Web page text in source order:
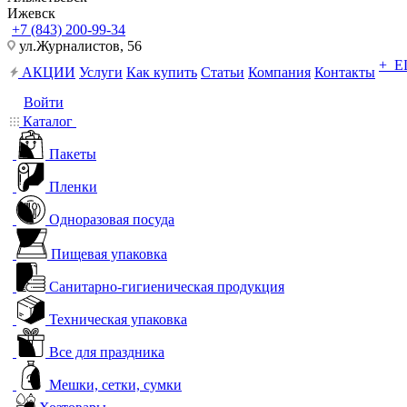
Ижевск
+7 (843) 200-99-34
ул.Журналистов, 56
АКЦИИ Услуги Как купить Статьи Компания Контакты +
Войти
Каталог
Пакеты
Пленки
Одноразовая посуда
Пищевая упаковка
Санитарно-гигиеническая продукция
Техническая упаковка
Все для праздника
Мешки, сетки, сумки